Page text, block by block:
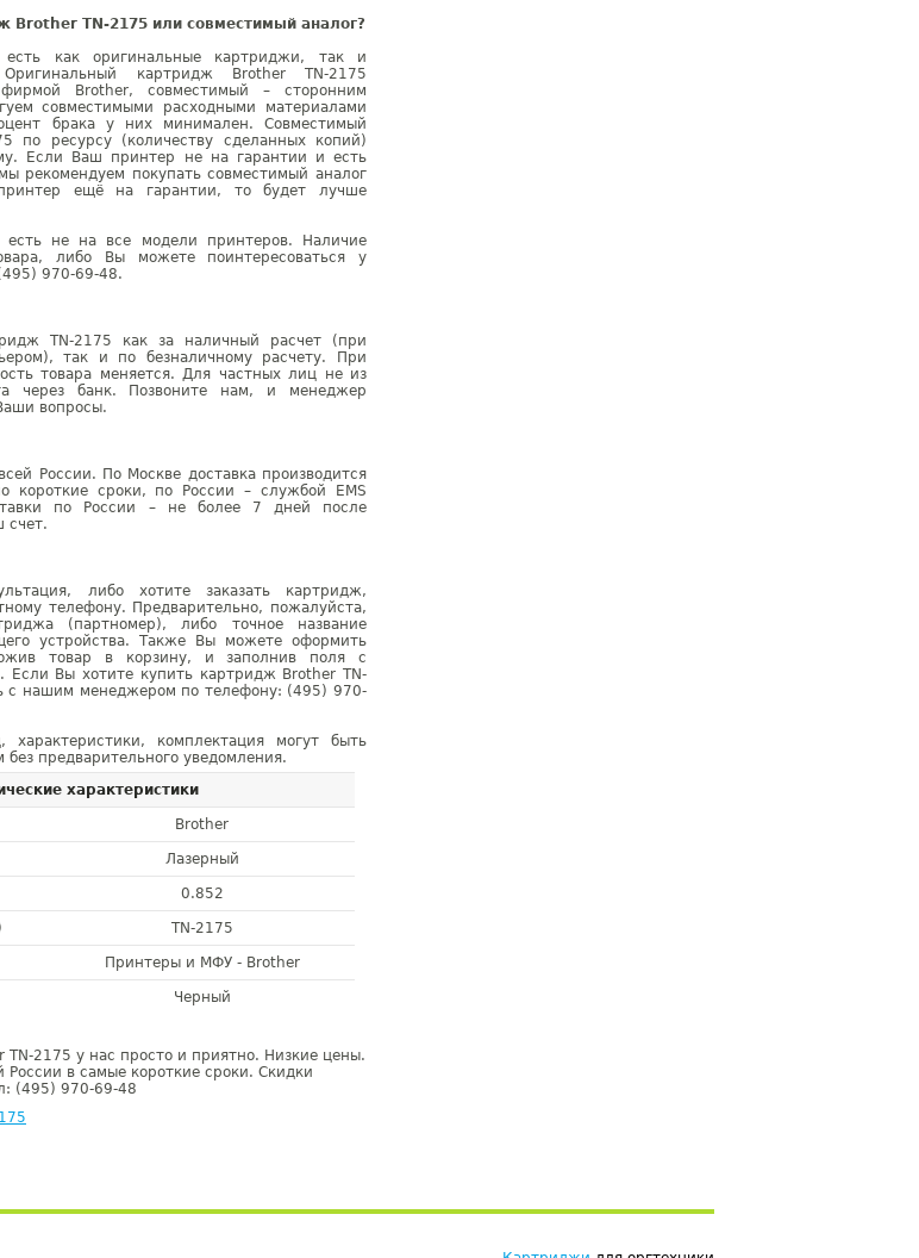
Brother TN-2175 или совместимый аналог?
как оригинальные картриджи, так и
картридж Brother TN-2175
Brother, совместимый – сторонним
совместимыми расходными материалами
брака у них минимален. Совместимый
по ресурсу (количеству сделанных копий)
Если Ваш принтер не на гарантии и есть
рекомендуем покупать совместимый аналог
ещё на гарантии, то будет лучше
есть не на все модели принтеров. Наличие
либо Вы можете поинтересоваться у
970-69-48.
TN-2175 как за наличный расчет (при
так и по безналичному расчету. При
товара меняется. Для частных лиц не из
через банк. Позвоните нам, и менеджер
вопросы.
России. По Москве доставка производится
короткие сроки, по России – службой EMS
по России – не более 7 дней после
счет.
либо хотите заказать картридж,
телефону. Предварительно, пожалуйста,
(партномер), либо точное название
устройства. Также Вы можете оформить
товар в корзину, и заполнив поля с
Если Вы хотите купить картридж Brother TN-
с нашим менеджером по телефону: (495) 970-
комплектация могут быть
предварительного уведомления.
характеристики
Brother
Лазерный
0.852
TN-2175
Принтеры и МФУ - Brother
Черный
2175 у нас просто и приятно. Низкие цены.
России в самые короткие сроки. Скидки
(495) 970-69-48